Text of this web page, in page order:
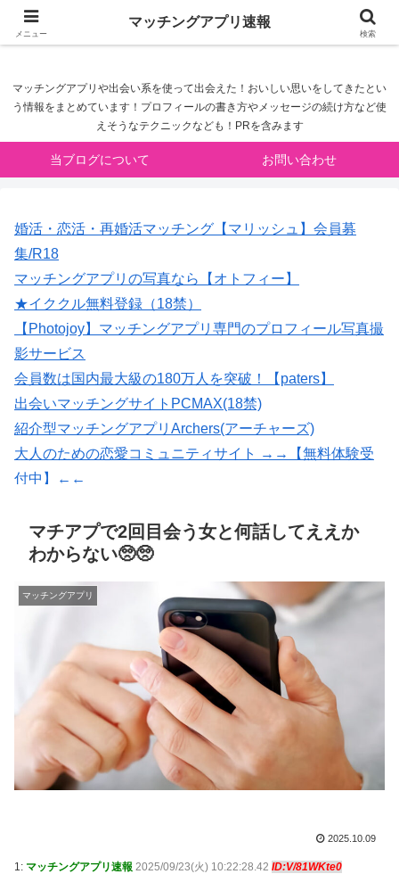
マッチングアプリ速報
マッチングアプリや出会い系を使って出会えた！おいしい思いをしてきたとい
う情報をまとめています！プロフィールの書き方やメッセージの続け方など使
えそうなテクニックなども！PRを含みます
当ブログについて お問い合わせ
婚活・恋活・再婚活マッチング【マリッシュ】会員募
集/R18
マッチングアプリの写真なら【オトフィー】
★イククル無料登録（18禁）
【Photojoy】マッチングアプリ専門のプロフィール写真撮
影サービス
会員数は国内最大級の180万人を突破！【paters】
出会いマッチングサイトPCMAX(18禁)
紹介型マッチングアプリArchers(アーチャーズ)
大人のための恋愛コミュニティサイト →→【無料体験受
付中】←←
いいねがもらえる写真を撮影【マッチングフォト】
マチアプで2回目会う女と何話してええか
わからない🥺🥺
マッチングアプリ
2025.10.09
1: マッチングアプリ速報 2025/09/23(火) 10:22:28.42 ID:V/81WKte0
メニュー
マッチングアプリ速報
検索